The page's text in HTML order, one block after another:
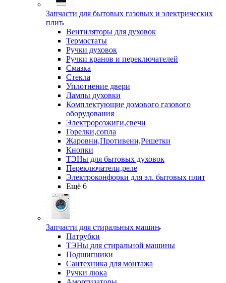
Запчасти для бытовых газовых и электрических
плит
Вентиляторы для духовок
Термостаты
Ручки духовок
Ручки кранов и переключателей
Смазка
Стекла
Уплотнение двери
Лампы духовки
Комплектующие домового газового
оборудования
Электророзжиги,свечи
Горелки,сопла
Жаровни,Противени,Решетки
Кнопки
ТЭНы для бытовых духовок
Переключатели,реле
Электроконфорки для эл. бытовых плит
Ещё 6
Запчасти для стиральных машин
Патрубки
ТЭНы для стиральной машины
Подшипники
Сантехника для монтажа
Ручки люка